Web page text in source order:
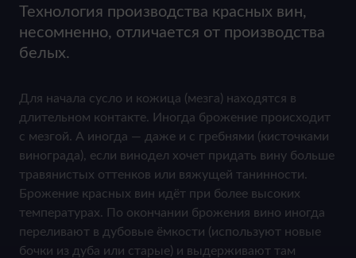
Технология производства красных вин,
несомненно, отличается от производства
белых.
Для начала сусло и кожица (мезга) находятся в
длительном контакте. Иногда брожение происходит
с мезгой. А иногда — даже и с гребнями (кисточками
винограда), если винодел хочет придать вину больше
травянистых оттенков или вяжущей танинности.
Брожение красных вин идёт при более высоких
температурах. По окончании брожения вино иногда
переливают в дубовые ёмкости (используют новые
бочки из дуба или старые) и выдерживают там